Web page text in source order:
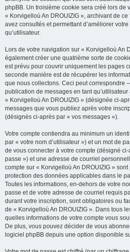
phpBB. Un troisième cookie sera créé lors de
« Korvigelloù An DROUIZIG », archivant de
avez consultés et permettant d’améliorer
qu’utilisateur.
Lors de votre navigation sur « Korvigelloù An
également créer une quatrième sorte de
est prévu pour couvrir uniquement les pages
seconde manière est de récupérer les
que nous collectons. Ceci peut correspondre
publication de messages en tant
« Korvigelloù An DROUIZIG » (désignée ci-
messages que vous publiez après votre
(désignés ci-après par « vos messages »).
Votre compte contiendra au minimum un
par « votre nom d’utilisateur ») et un mot de
de vous connecter à votre compte (désigné
passe ») et une adresse de courriel
compte sur « Korvigelloù An DROUIZIG »
protection des données applicables dans le
Toutes les informations, en-dehors de votre
passe et de votre adresse de courriel requis
durant votre inscription, sont obligatoires ou
de « Korvigelloù An DROUIZIG ». Dans tous
quelles informations de votre compte vous
De plus, vous pouvez décider de vous
logiciel phpBB depuis une option disponible